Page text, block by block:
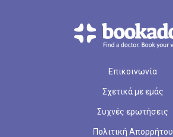
Επικοινωνία
Σχετικά με εμάς
Συχνές ερωτήσεις
Πολιτική Απορρήτου